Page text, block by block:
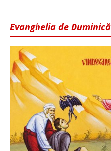
Evanghelia de Duminică